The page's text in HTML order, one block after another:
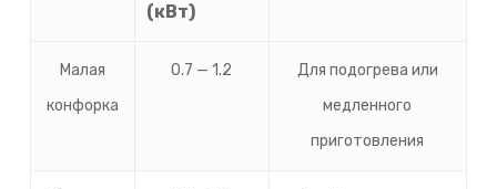
(кВт)
Малая
конфорка
0.7 — 1.2
Для подогрева или
медленного
приготовления